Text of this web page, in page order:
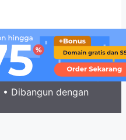
• Dibangun dengan